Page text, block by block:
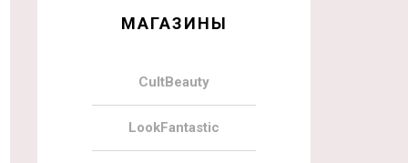
МАГАЗИНЫ
CultBeauty
LookFantastic